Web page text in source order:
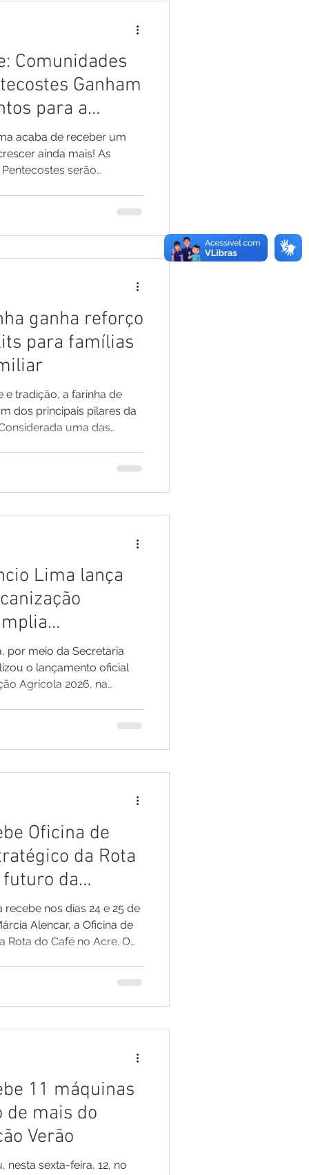
Comunidades
Ganham
para a
acaba de receber um
ainda mais! As
serão
na região. A iniciativa
o suporte necessário
ganha reforço
para famílias
e tradição, a farinha de
dos principais pilares da
uma das
gerações. Embora outras
Lima lança
fortalecer a
por meio da Secretaria
o lançamento oficial
Agrícola 2026, na
município. Durante a
o pontapé inicial ao
Oficina de
da Rota
da
do Juruá
nos dias 24 e 25 de
Alencar, a Oficina de
Rota do Café no Acre. O
de Mâncio Lima,
11 máquinas
de mais do
Verão
nesta sexta-feira, 12, no